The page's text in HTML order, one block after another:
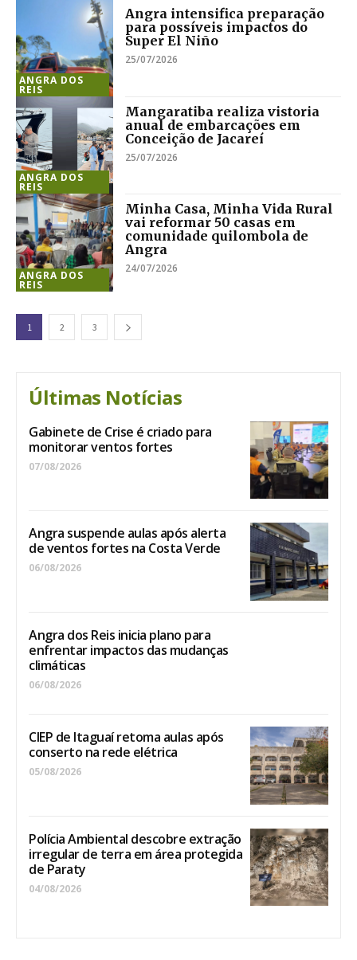
ANGRA DOS
REIS
Angra intensifica preparação
para possíveis impactos do
Super El Niño
25/07/2026
ANGRA DOS
REIS
Mangaratiba realiza vistoria
anual de embarcações em
Conceição de Jacareí
25/07/2026
ANGRA DOS
REIS
Minha Casa, Minha Vida Rural
vai reformar 50 casas em
comunidade quilombola de
Angra
24/07/2026
1 2 3
Últimas Notícias
Gabinete de Crise é criado para
monitorar ventos fortes
07/08/2026
Angra suspende aulas após alerta
de ventos fortes na Costa Verde
06/08/2026
Angra dos Reis inicia plano para
enfrentar impactos das mudanças
climáticas
06/08/2026
CIEP de Itaguaí retoma aulas após
conserto na rede elétrica
05/08/2026
Polícia Ambiental descobre extração
irregular de terra em área protegida
de Paraty
04/08/2026